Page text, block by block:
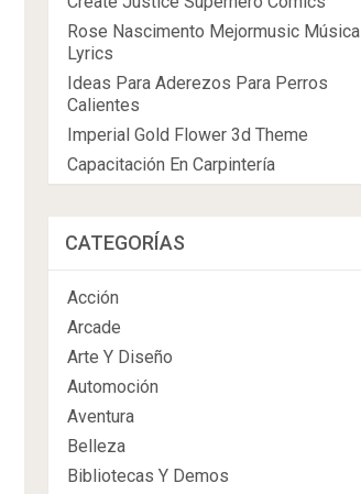
Rose Nascimento Mejormusic Música
Lyrics
Ideas Para Aderezos Para Perros
Calientes
Imperial Gold Flower 3d Theme
Capacitación En Carpintería
CATEGORÍAS
Acción
Arcade
Arte Y Diseño
Automoción
Aventura
Belleza
Bibliotecas Y Demos